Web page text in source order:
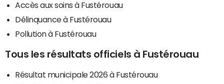
Accès aux soins à Fustérouau
Délinquance à Fustérouau
Pollution à Fustérouau
Tous les résultats officiels à Fustérouau
Résultat municipale 2026 à Fustérouau